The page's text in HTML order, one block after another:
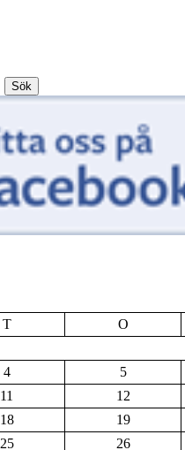
Sök
T O
4
5
11
12
18
19
25 26